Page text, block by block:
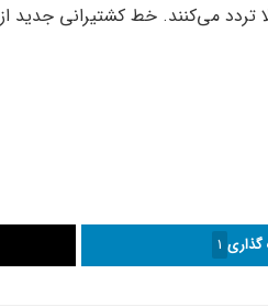
جدید از ۲۵ آگوست ۲۰۲۴ میلادی راه‌اندازی شده است.
گذاری 1